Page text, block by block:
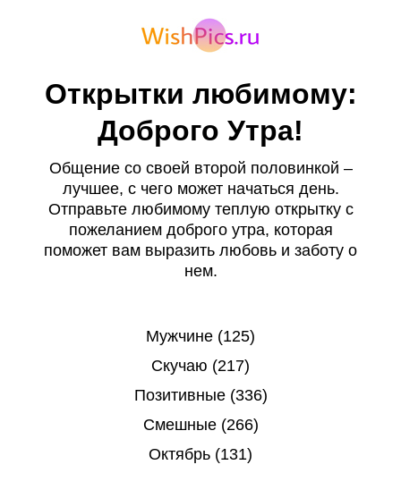
Открытки любимому:
Доброго Утра!
Общение со своей второй половинкой –
лучшее, с чего может начаться день.
Отправьте любимому теплую открытку с
пожеланием доброго утра, которая
поможет вам выразить любовь и заботу о
нем.
Мужчине (125)
Скучаю (217)
Позитивные (336)
Смешные (266)
Октябрь (131)